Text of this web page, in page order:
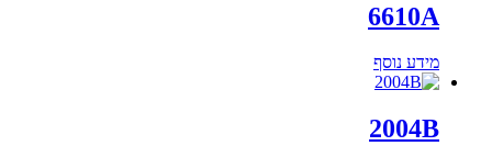
6610A
מידע נוסף
2004B